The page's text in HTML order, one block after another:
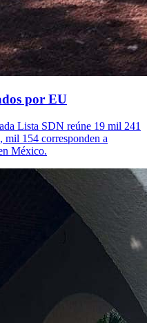
por EU
Lista SDN reúne 19 mil 241
mil 154 corresponden a
México.